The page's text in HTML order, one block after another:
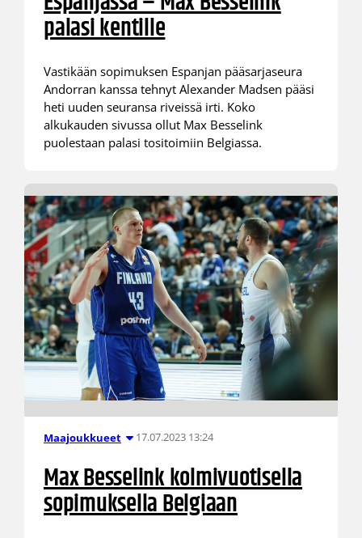
palasi kentille
Vastikään sopimuksen Espanjan pääsarjaseura
Andorran kanssa tehnyt Alexander Madsen pääsi
heti uuden seuransa riveissä irti. Koko
alkukauden sivussa ollut Max Besselink
puolestaan palasi tositoimiin Belgiassa.
Maajoukkueet 17.07.2023 13:24
Max Besselink kolmivuotisella
sopimuksella Belgiaan